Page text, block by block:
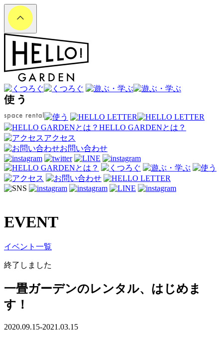
HELLO GARDENとは？
アクセス
お問い合わせ
EVENT
イベント一覧
終了しました
一畳ガーデンのレンタル、はじめま
す！
2020.09.15-2021.03.15